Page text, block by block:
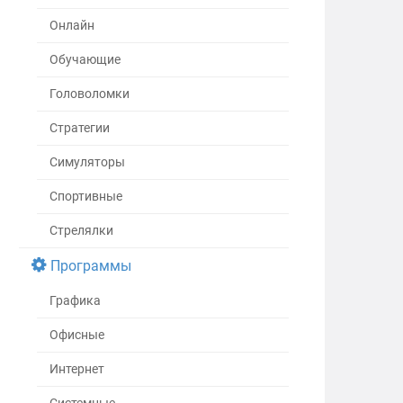
Онлайн
Обучающие
Головоломки
Стратегии
Симуляторы
Спортивные
Стрелялки
Программы
Графика
Офисные
Интернет